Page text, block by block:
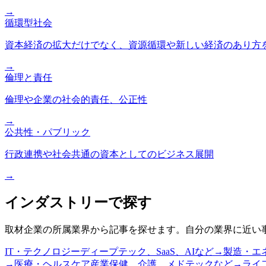
→
循環型社会
資本経済の拡大だけでなく、資源循環や新しい経済のあり方
→
倫理と責任
倫理や企業の社会的責任、公正性
→
公共性・パブリック
行政連携や社会共通の資本としてのビジネス展開
→
インダストリーで探す
取材企業の所属業界から記事を探せます。自分の業界に近い
IT・テクノロジーディープテック、SaaS、AIなど→製造・エ
→ 医療・ヘルスケア産業保健、介護、メドテックなど→ ライ